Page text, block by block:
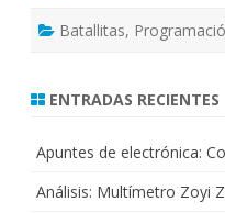
Batallitas,
ENTRADAS RECIENTES
Apuntes de electrónica:
Análisis: Multímetro Zoyi